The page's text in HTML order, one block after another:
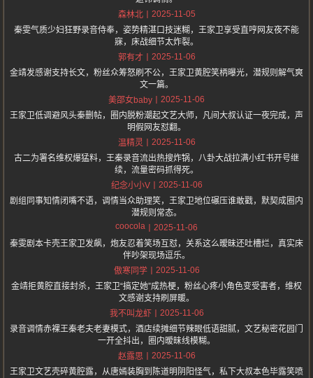
森林北
2025-11-05
秦雯气质少妇狂野录音侍奉，姿势精湛口技迷糊，王家卫享受直哼网友夜不能
寐，床战细节太炸裂。
郭有才
2025-11-06
金靖发感谢支持长文，粉丝众筹怒刷不公，王家卫黄腔笑柄曝光，潜规则解气爽
文一篇。
美邵女baby
2025-11-06
王家卫低调避风头秦删帖，圈内脱粉潮起文艺大师，凡间大叔认证一夜完成，声
明假网友怼翻。
温精灵
2025-11-06
古二为署名维权爆猛料，王秦录音流出热搜炸锅，八卦大战拉满小红书开号继
续，流量密码抓得死。
纪念小小V
2025-11-06
剧组同事知情闭嘴不语，调情当众助理笑，王家卫地位碾压谁敢戳，默契成圈内
潜规则常态。
coocola
2025-11-06
秦雯剧本卡壳王家卫发飙，炮友忍着笑场互怼，关系这么暧昧还吐槽烂，真实床
伴吵架现场逗乐。
傲寒同学
2025-11-06
金靖拒黄腔直接封杀，王家卫“搞定她”成热梗，粉丝心疼小角色变受害者，维权
文感谢支持刷屏暖。
我不叫龙虾
2025-11-06
录音调情赤裸王秦老夫老妻模式，酒店续摊细节辣眼低语甜腻，文艺秘密花园门
一开全抖出，圈内暧昧线模糊。
赵露思
2025-11-06
王家卫文艺壳碎黄腔露，从唐嫣装胸到陈道明阴阳怪气，私下大叔本色毕露笑喷